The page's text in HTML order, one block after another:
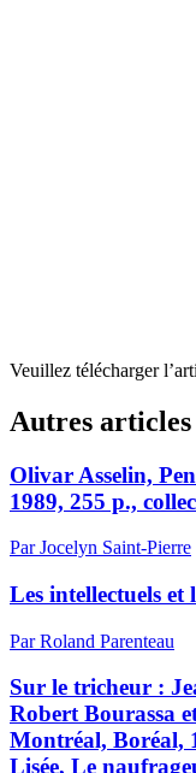
Veuillez télécharger
Autres articles
Olivar Asselin,
1989, 255 p.,
Par Jocelyn Saint-Pierre
Les intellectuels et
Par Roland Parenteau
Sur le tricheur :
Robert Bourassa
Montréal, Boréal,
Lisée, Le